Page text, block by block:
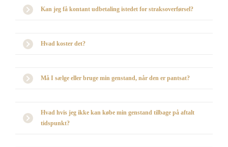
Kan jeg få kontant udbetaling istedet for straksoverførsel?
Hvad koster det?
Må I sælge eller bruge min genstand, når den er pantsat?
Hvad hvis jeg ikke kan købe min genstand tilbage på aftalt
tidspunkt?